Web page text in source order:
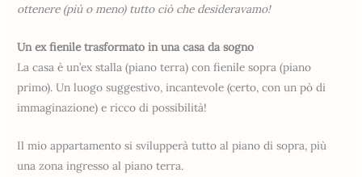
ottenere (più o meno) tutto ciò che desideravamo!
Un ex fienile trasformato in una casa da sogno
La casa è un’ex stalla (piano terra) con fienile sopra (piano
primo). Un luogo suggestivo, incantevole (certo, con un pò di
immaginazione) e ricco di possibilità!
Il mio appartamento si svilupperà tutto al piano di sopra, più
una zona ingresso al piano terra.